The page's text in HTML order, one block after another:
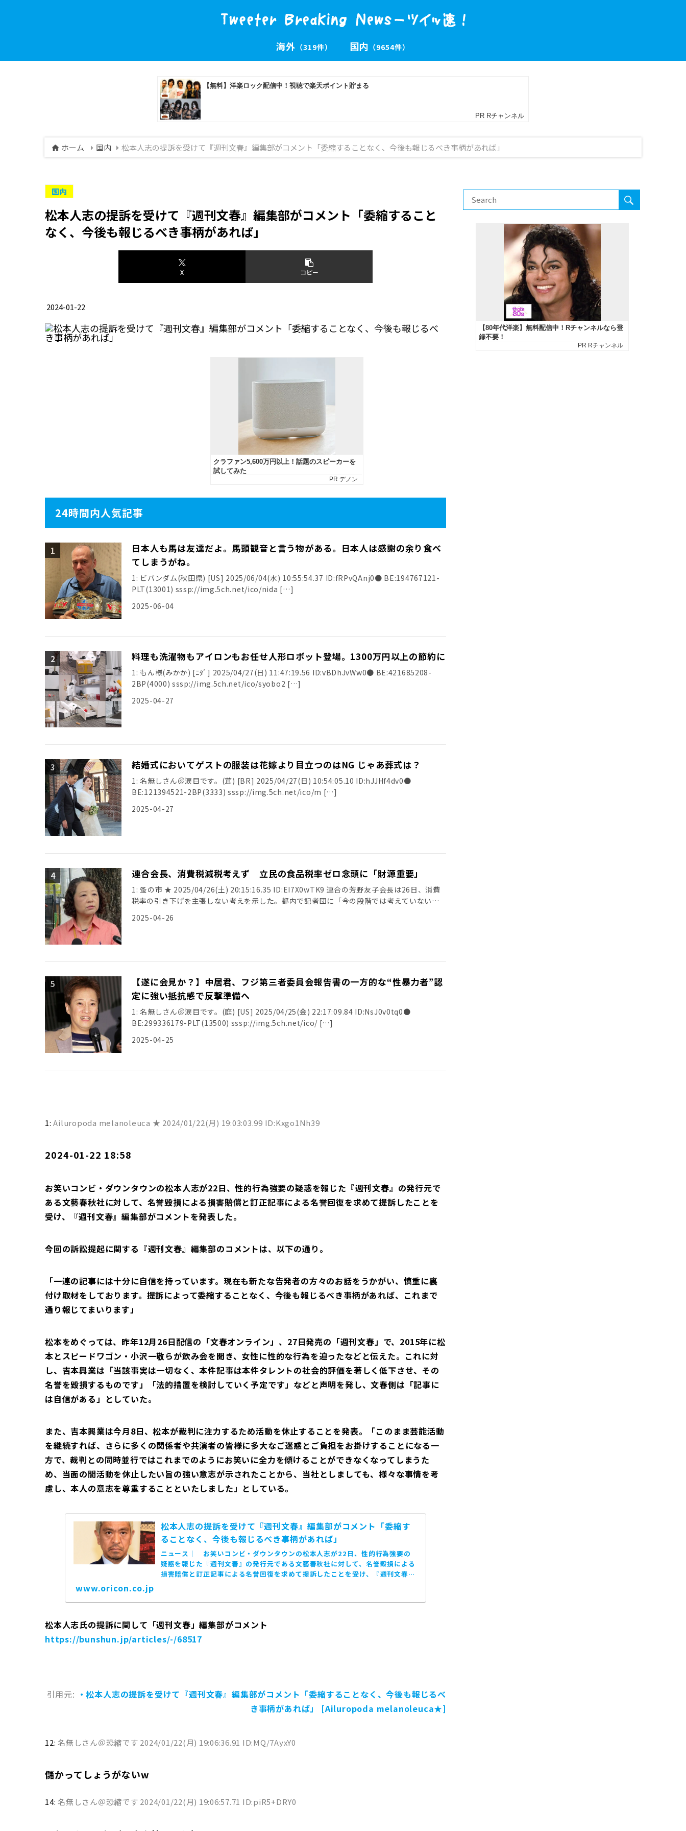
海外 （319件） 国内 （9654件）
ホーム 国内 松本人志の提訴を受けて『週刊文春』編集部がコメント「委縮することなく、今後も報じるべき事柄があれば」
国内
松本人志の提訴を受けて『週刊文春』編集部がコメント「委縮すること
なく、今後も報じるべき事柄があれば」
X コピー
2024-01-22
24時間内人気記事
日本人も馬は友達だよ。馬頭観音と言う物がある。日本人は感謝の余り食べ
てしまうがね。
1: ビバンダム(秋田県) [US] 2025/06/04(水) 10:55:54.37 ID:fRPvQAnj0● BE:194767121-
PLT(13001) sssp://img.5ch.net/ico/nida […]
2025-06-04
料理も洗濯物もアイロンもお任せ人形ロボット登場。1300万円以上の節約に
1: もん様(みかか) [ﾆﾀﾞ] 2025/04/27(日) 11:47:19.56 ID:vBDhJvWw0● BE:421685208-
2BP(4000) sssp://img.5ch.net/ico/syobo2 […]
2025-04-27
結婚式においてゲストの服装は花嫁より目立つのはNG じゃあ葬式は？
1: 名無しさん＠涙目です。(茸) [BR] 2025/04/27(日) 10:54:05.10 ID:hJJHf4dv0●
BE:121394521-2BP(3333) sssp://img.5ch.net/ico/m […]
2025-04-27
連合会長、消費税減税考えず 立民の食品税率ゼロ念頭に「財源重要」
1: 蚤の市 ★ 2025/04/26(土) 20:15:16.35 ID:EI7X0wTK9 連合の芳野友子会長は26日、消費
税率の引き下げを主張しない考えを示した。都内で記者団に「今の段階では考えていない」
2025-04-26
【遂に会見か？】中居君、フジ第三者委員会報告書の一方的な“性暴力者”認
定に強い抵抗感で反撃準備へ
1: 名無しさん＠涙目です。(庭) [US] 2025/04/25(金) 22:17:09.84 ID:NsJ0v0tq0●
BE:299336179-PLT(13500) sssp://img.5ch.net/ico/ […]
2025-04-25
1:Ailuropoda melanoleuca ★ 2024/01/22(月) 19:03:03.99 ID:Kxgo1Nh39
2024-01-22 18:58
お笑いコンビ・ダウンタウンの松本人志が22日、性的行為強要の疑惑を報じた『週刊文春』の発行元で
ある文藝春秋社に対して、名誉毀損による損害賠償と訂正記事による名誉回復を求めて提訴したことを
受け、『週刊文春』編集部がコメントを発表した。
今回の訴訟提起に関する『週刊文春』編集部のコメントは、以下の通り。
「一連の記事には十分に自信を持っています。現在も新たな告発者の方々のお話をうかがい、慎重に裏
付け取材をしております。提訴によって委縮することなく、今後も報じるべき事柄があれば、これまで
通り報じてまいります」
松本をめぐっては、昨年12月26日配信の「文春オンライン」、27日発売の「週刊文春」で、2015年に松
本とスピードワゴン・小沢一敬らが飲み会を開き、女性に性的な行為を迫ったなどと伝えた。これに対
し、吉本興業は「当該事実は一切なく、本件記事は本件タレントの社会的評価を著しく低下させ、その
名誉を毀損するものです」「法的措置を検討していく予定です」などと声明を発し、文春側は「記事に
は自信がある」としていた。
また、吉本興業は今月8日、松本が裁判に注力するため活動を休止することを発表。「このまま芸能活動
を継続すれば、さらに多くの関係者や共演者の皆様に多大なご迷惑とご負担をお掛けすることになる一
方で、裁判との同時並行ではこれまでのようにお笑いに全力を傾けることができなくなってしまうた
め、当面の間活動を休止したい旨の強い意志が示されたことから、当社としましても、様々な事情を考
慮し、本人の意志を尊重することといたしました」としている。
松本人志の提訴を受けて『週刊文春』編集部がコメント「委縮す
ることなく、今後も報じるべき事柄があれば」
ニュース｜ お笑いコンビ・ダウンタウンの松本人志が22日、性的行為強要の
疑惑を報じた『週刊文春』の発行元である文藝春秋社に対して、名誉毀損による
損害賠償と訂正記事による名誉回復を求めて提訴したことを受け、『週刊文春』
www.oricon.co.jp
松本人志氏の提訴に関して「週刊文春」編集部がコメント
https://bunshun.jp/articles/-/68517
引用元: ・松本人志の提訴を受けて『週刊文春』編集部がコメント「委縮することなく、今後も報じるべ
き事柄があれば」 [Ailuropoda melanoleuca★]
12: 名無しさん＠恐縮です 2024/01/22(月) 19:06:36.91 ID:MQ/7AyxY0
儲かってしょうがないw
14: 名無しさん＠恐縮です 2024/01/22(月) 19:06:57.71 ID:piR5+DRY0